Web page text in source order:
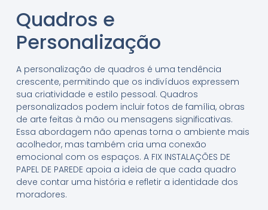
Quadros e
Personalização
A personalização de quadros é uma tendência
crescente, permitindo que os indivíduos expressem
sua criatividade e estilo pessoal. Quadros
personalizados podem incluir fotos de família, obras
de arte feitas à mão ou mensagens significativas.
Essa abordagem não apenas torna o ambiente mais
acolhedor, mas também cria uma conexão
emocional com os espaços. A FIX INSTALAÇÕES DE
PAPEL DE PAREDE apoia a ideia de que cada quadro
deve contar uma história e refletir a identidade dos
moradores.